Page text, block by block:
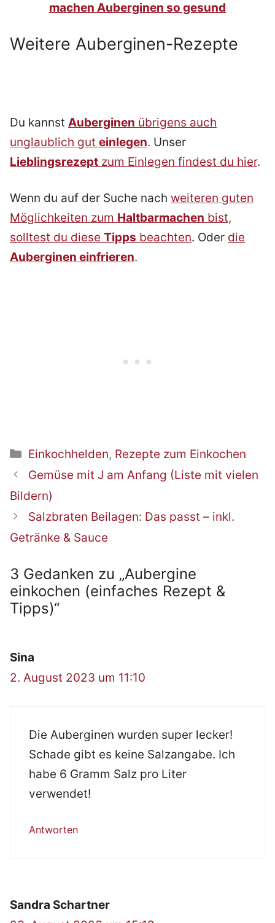
machen Auberginen so gesund
Weitere Auberginen-Rezepte
Du kannst Auberginen übrigens auch
unglaublich gut einlegen. Unser
Lieblingsrezept zum Einlegen findest du hier.
Wenn du auf der Suche nach weiteren guten
Möglichkeiten zum Haltbarmachen bist,
solltest du diese Tipps beachten. Oder die
Auberginen einfrieren.
Kategorien
Einkochhelden, Rezepte zum Einkochen
Beitrags-
Navigation
Gemüse mit J am Anfang (Liste mit vielen
Bildern)
Salzbraten Beilagen: Das passt – inkl.
Getränke & Sauce
3 Gedanken zu „Aubergine
einkochen (einfaches Rezept &
Tipps)“
Sina
2. August 2023 um 11:10
Die Auberginen wurden super lecker!
Schade gibt es keine Salzangabe. Ich
habe 6 Gramm Salz pro Liter
verwendet!
Antworten
Sandra Schartner